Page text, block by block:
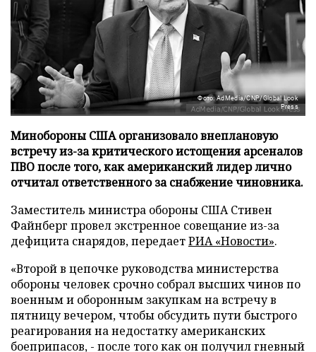
Фото: AdMedia/CNP/Global Look
Press
Минобороны США организовало внеплановую
встречу из-за критического истощения арсеналов
ПВО после того, как американский лидер лично
отчитал ответственного за снабжение чиновника.
Заместитель министра обороны США Стивен
Файнберг провел экстренное совещание из-за
дефицита снарядов, передаетРИА «Новости».
«Второй в цепочке руководства министерства
обороны человек срочно собрал высших чинов по
военным и оборонным закупкам на встречу в
пятницу вечером, чтобы обсудить пути быстрого
реагирования на недостатку американских
боеприпасов, - после того как он получил гневный